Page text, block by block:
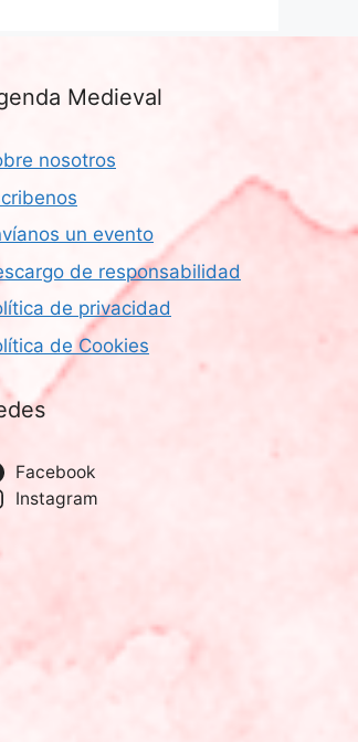
Medieval
nosotros
un evento
de responsabilidad
de privacidad
de Cookies
Facebook
Instagram